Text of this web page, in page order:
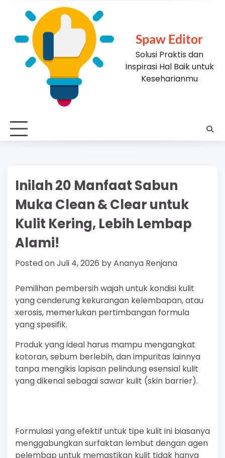
Spaw Editor
Solusi Praktis dan
Inspirasi Hal Baik untuk
Keseharianmu
Inilah 20 Manfaat Sabun
Muka Clean & Clear untuk
Kulit Kering, Lebih Lembap
Alami!
Posted onJuli 4, 2026 byAnanya Renjana
Pemilihan pembersih wajah untuk kondisi kulit
yang cenderung kekurangan kelembapan, atau
xerosis, memerlukan pertimbangan formula
yang spesifik.
Produk yang ideal harus mampu mengangkat
kotoran, sebum berlebih, dan impuritas lainnya
tanpa mengikis lapisan pelindung esensial kulit
yang dikenal sebagai sawar kulit (skin barrier).
Formulasi yang efektif untuk tipe kulit ini biasanya
menggabungkan surfaktan lembut dengan agen
pelembap untuk memastikan kulit tidak hanya